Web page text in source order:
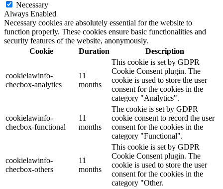
Necessary
Always Enabled
Necessary cookies are absolutely essential for the website to
function properly. These cookies ensure basic functionalities and
security features of the website, anonymously.
Cookie
Duration Description
cookielawinfo-
checbox-analytics
11
months
This cookie is set by GDPR
Cookie Consent plugin. The
cookie is used to store the user
consent for the cookies in the
category "Analytics".
cookielawinfo-
checbox-functional
11
months
The cookie is set by GDPR
cookie consent to record the user
consent for the cookies in the
category "Functional".
cookielawinfo-
checbox-others
11
months
This cookie is set by GDPR
Cookie Consent plugin. The
cookie is used to store the user
consent for the cookies in the
category "Other.